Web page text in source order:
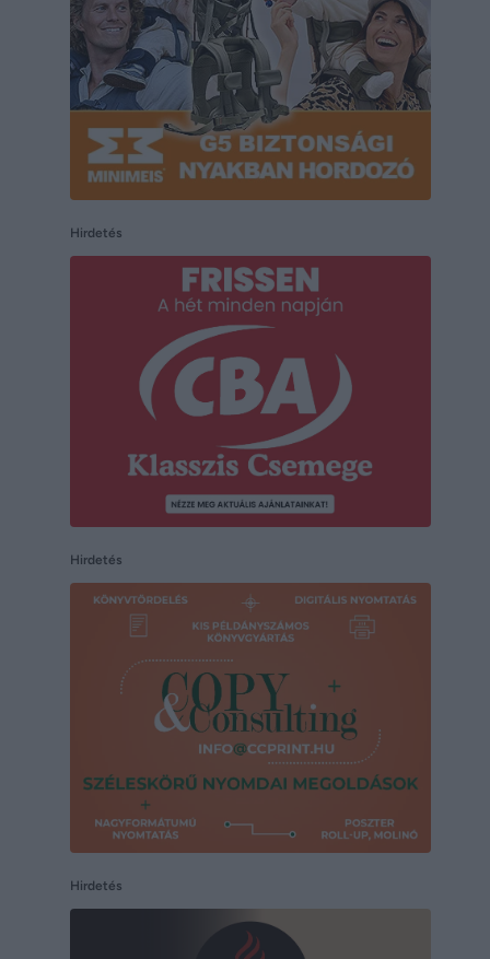
Hirdetés
Hirdetés
Hirdetés